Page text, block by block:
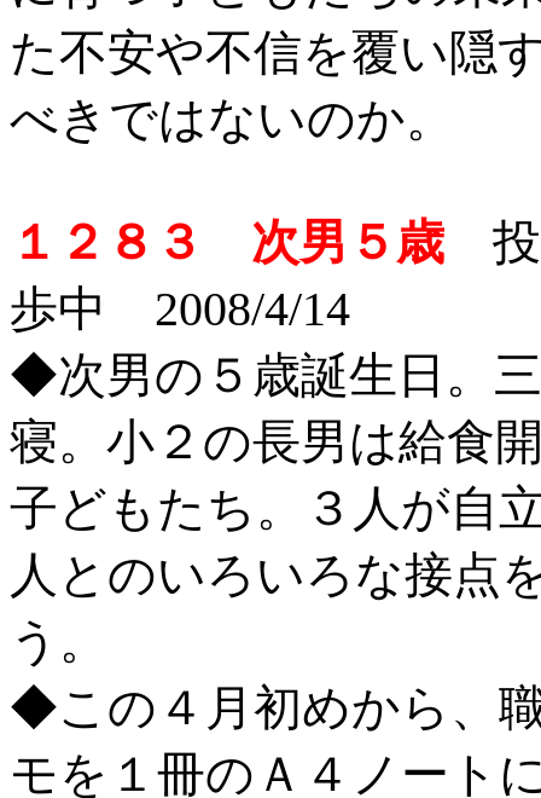
た不安や不信を覆い隠
べきではないのか。
１２８３ 次男５歳 投
歩中 2008/4/14
◆次男の５歳誕生日。
寝。小２の長男は給食
子どもたち。３人が自
人とのいろいろな接点
う。
◆この４月初めから、
モを１冊のＡ４ノート